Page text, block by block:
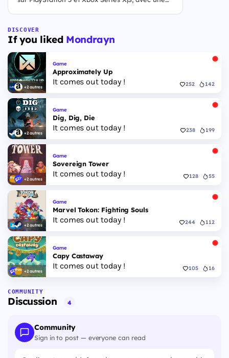
Floride, et sa ville Vice City. Il met en scène
pour la première fois un duo de protagonistes
jouables, Jason et Lucia, cette dernière étant la
première héroïne jouable d'un GTA principal.
DISCOVER
If you liked Mondrayn
+2 autres
Game
Approximately Up
It comes out today ! 252 142
+2 autres
Game
Dig, Dig, Die
It comes out today ! 238 199
+2 autres
Game
Sovereign Tower
It comes out today ! 128 55
+2 autres
Game
Marvel Tokon: Fighting Souls
It comes out today ! 244 112
+2 autres
Game
Capy Castaway
It comes out today ! 105 16
COMMUNITY
Discussion 4
Community
Sign in to post — everyone can read